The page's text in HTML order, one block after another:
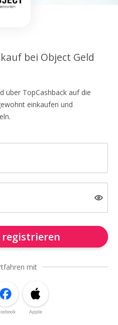
bei Object Geld
über TopCashback auf die
einkaufen und
registrieren
mit
Apple